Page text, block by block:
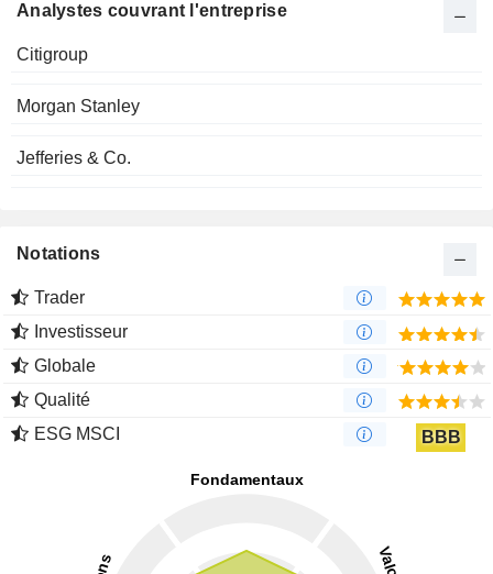
Analystes couvrant l'entreprise
Citigroup
Morgan Stanley
Jefferies & Co.
Notations
Trader
Investisseur
Globale
Qualité
ESG MSCI
BBB